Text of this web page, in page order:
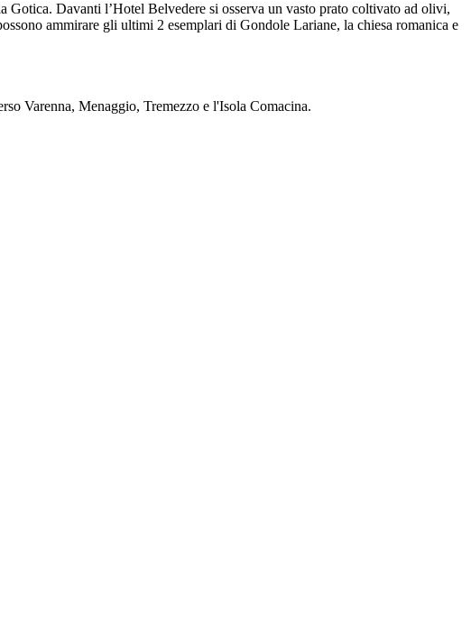
Davanti l’Hotel Belvedere si osserva un vasto prato coltivato ad olivi,
ammirare gli ultimi 2 esemplari di Gondole Lariane, la chiesa romanica e
Varenna, Menaggio, Tremezzo e l'Isola Comacina.